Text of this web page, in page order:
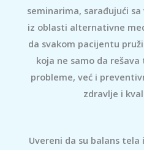
seminarima, sarađujući
iz oblasti alternativne
da svakom pacijentu
koja ne samo da
probleme, već i
zdravlje i
Uvereni da su balans